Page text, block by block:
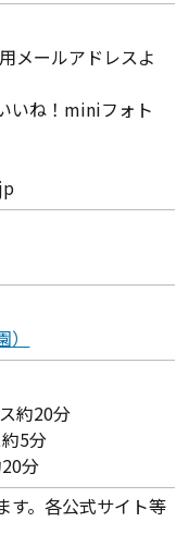
メールアドレスよ
いね！miniフォト
約20分
5分
分
す。各公式サイト等